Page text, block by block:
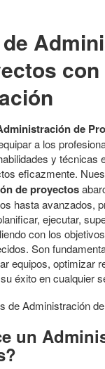
con
de
a los
y técnicas
eficazmente.
de proyectos
hasta avanzados,
ejecutar,
con los
Son
equipos, optimizar
éxito en cualquier
un